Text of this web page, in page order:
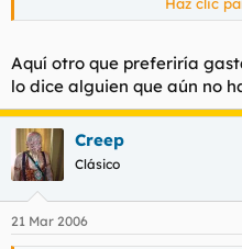
Papito te quiero mucho mi
Aquí otro que preferiría
lo dice alguien que aún no
Creep
Clásico
21 Mar 2006